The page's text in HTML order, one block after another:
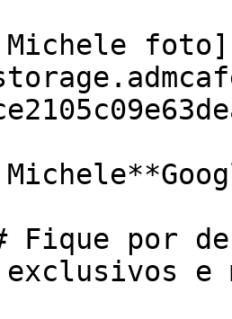
exclusivos e